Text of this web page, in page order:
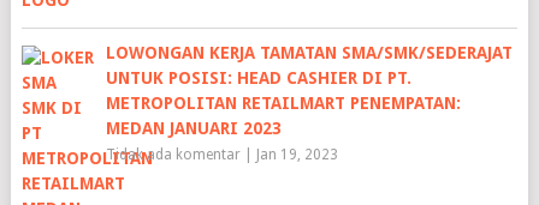
LOWONGAN KERJA TAMATAN SMA/SMK/SEDERAJAT
UNTUK POSISI: HEAD CASHIER DI PT.
METROPOLITAN RETAILMART PENEMPATAN:
MEDAN JANUARI 2023
Tidak ada komentar| Jan 19, 2023